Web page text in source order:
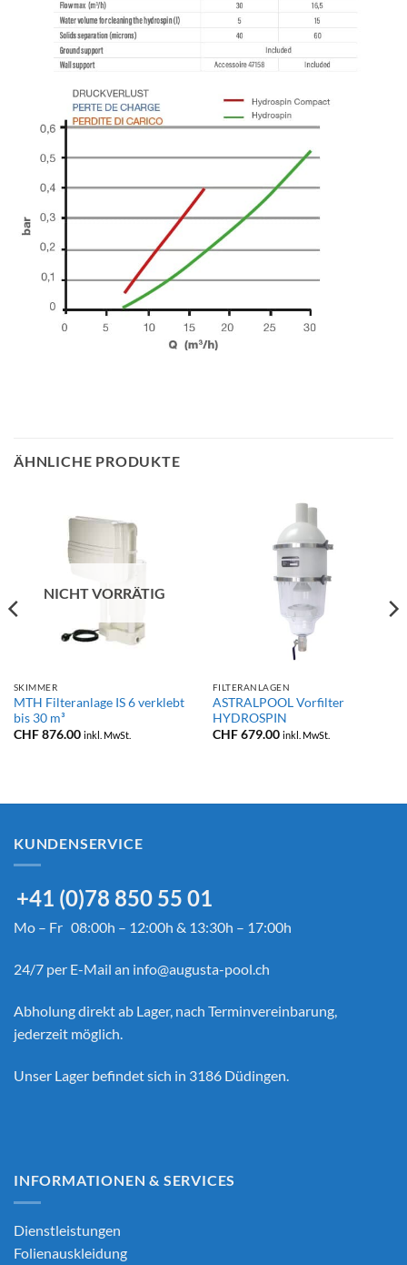
ÄHNLICHE PRODUKTE
NICHT VORRÄTIG
SKIMMER
MTH Filteranlage IS 6 verklebt
bis 30 m³
CHF876.00 inkl. MwSt.
FILTERANLAGEN
ASTRALPOOL Vorfilter
HYDROSPIN
CHF679.00 inkl. MwSt.
KUNDENSERVICE
+41 (0)78 850 55 01
Mo – Fr 08:00h – 12:00h & 13:30h – 17:00h
24/7 per E-Mail an info@augusta-pool.ch
Abholung direkt ab Lager, nach Terminvereinbarung,
jederzeit möglich.
Unser Lager befindet sich in 3186 Düdingen.
INFORMATIONEN & SERVICES
Dienstleistungen
Folienauskleidung